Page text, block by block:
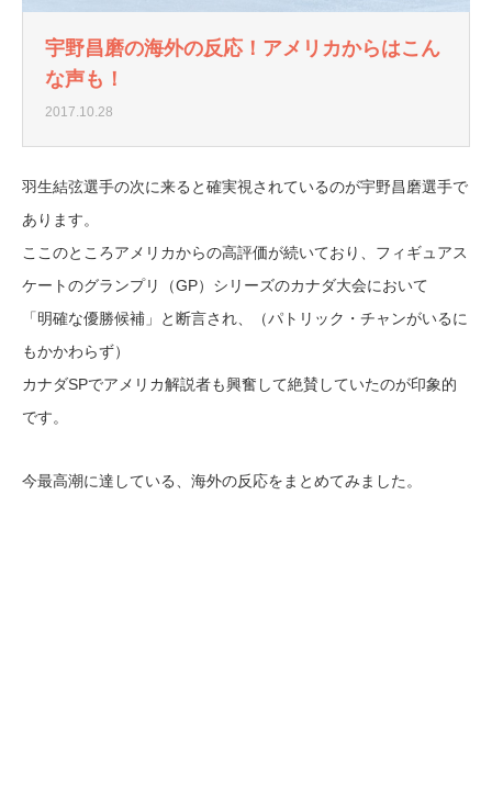
宇野昌磨の海外の反応！アメリカからはこん
な声も！
2017.10.28
羽生結弦選手の次に来ると確実視されているのが宇野昌磨選手で
あります。
ここのところアメリカからの高評価が続いており、フィギュアス
ケートのグランプリ（GP）シリーズのカナダ大会において
「明確な優勝候補」と断言され、（パトリック・チャンがいるに
もかかわらず）
カナダSPでアメリカ解説者も興奮して絶賛していたのが印象的
です。
今最高潮に達している、海外の反応をまとめてみました。